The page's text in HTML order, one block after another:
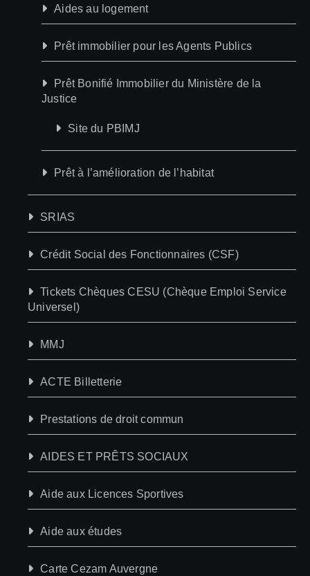
Aides au logement
Prêt immobilier pour les Agents Publics
Prêt Bonifié Immobilier du Ministère de la
Justice
Site du PBIMJ
Prêt à l’amélioration de l’habitat
SRIAS
Crédit Social des Fonctionnaires (CSF)
Tickets Chèques CESU (Chèque Emploi Service
Universel)
MMJ
ACTE Billetterie
Prestations de droit commun
AIDES ET PRÊTS SOCIAUX
Aide aux Licences Sportives
Aide aux études
Carte Cezam Auvergne